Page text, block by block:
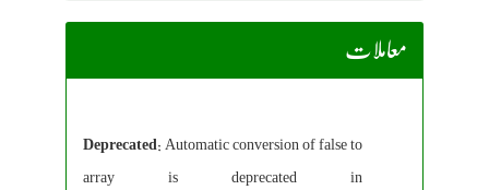
معاملات
Deprecated: Automatic conversion of false to
array is deprecated in